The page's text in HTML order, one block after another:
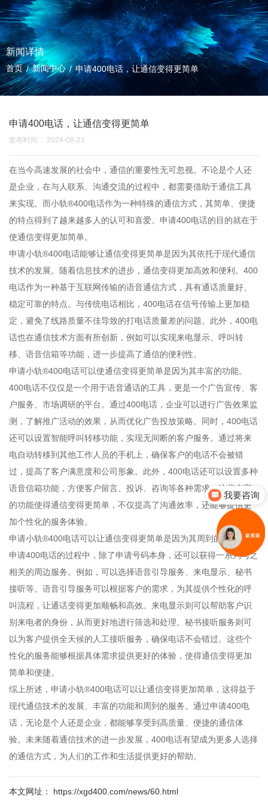
新闻详情
首页/新闻中心 /申请400电话，让通信变得更简单
申请400电话，让通信变得更简单
发布时间： 2024-08-21
在当今高速发展的社会中，通信的重要性无可忽视。不论是个人还
是企业，在与人联系、沟通交流的过程中，都需要借助于通信工具
来实现。而小轨®400电话作为一种特殊的通信方式，其简单、便捷
的特点得到了越来越多人的认可和喜爱。 申请400电话的目的就在于
使通信变得更加简单。
申请小轨®400电话能够让通信变得更简单是因为其依托于现代通信
技术的发展。随着信息技术的进步，通信变得更加高效和便利。400
电话作为一种基于互联网传输的语音通信方式，具有通话质量好、
稳定可靠的特点。与传统电话相比，400电话在信号传输上更加稳
定，避免了线路质量不佳导致的打电话质量差的问题。此外，400电
话也在通信技术方面有所创新，例如可以实现来电显示、呼叫转
移、语音信箱等功能，进一步提高了通信的便利性。
申请小轨®400电话可以使通信变得更简单是因为其丰富的功能。
400电话不仅仅是一个用于语音通话的工具，更是一个广告宣传、客
户服务、市场调研的平台。通过400电话，企业可以进行广告效果监
测，了解推广活动的效果，从而优化广告投放策略。同时，400电话
还可以设置智能呼叫转移功能，实现无间断的客户服务。通过将来
电自动转移到其他工作人员的手机上，确保客户的电话不会被错
过，提高了客户满意度和公司形象。此外，400电话还可以设置多种
语音信箱功能，方便客户留言、投诉、咨询等各种需求。这些丰富
的功能使得通信变得更简单，不仅提高了沟通效率，还能够提供更
加个性化的服务体验。
申请小轨®400电话可以让通信变得更简单是因为其周到的服务。在
申请400电话的过程中，除了申请号码本身，还可以获得一系列与之
相关的周边服务。例如，可以选择语音引导服务、来电显示、秘书
接听等。语音引导服务可以根据客户的需求，为其提供个性化的呼
叫流程，让通话变得更加顺畅和高效。来电显示则可以帮助客户识
别来电者的身份，从而更好地进行筛选和处理。秘书接听服务则可
以为客户提供全天候的人工接听服务，确保电话不会错过。这些个
性化的服务能够根据具体需求提供更好的体验，使得通信变得更加
简单和便捷。
综上所述，申请小轨®400电话可以让通信变得更加简单，这得益于
现代通信技术的发展、丰富的功能和周到的服务。通过申请400电
话，无论是个人还是企业，都能够享受到高质量、便捷的通信体
验。未来随着通信技术的进一步发展，400电话有望成为更多人选择
的通信方式，为人们的工作和生活提供更好的帮助。
本文网址： https://xgd400.com/news/60.html
我要咨询